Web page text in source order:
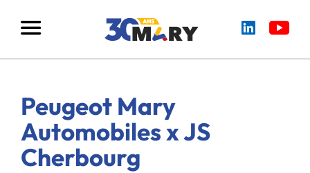
Peugeot Mary
Automobiles x JS
Cherbourg